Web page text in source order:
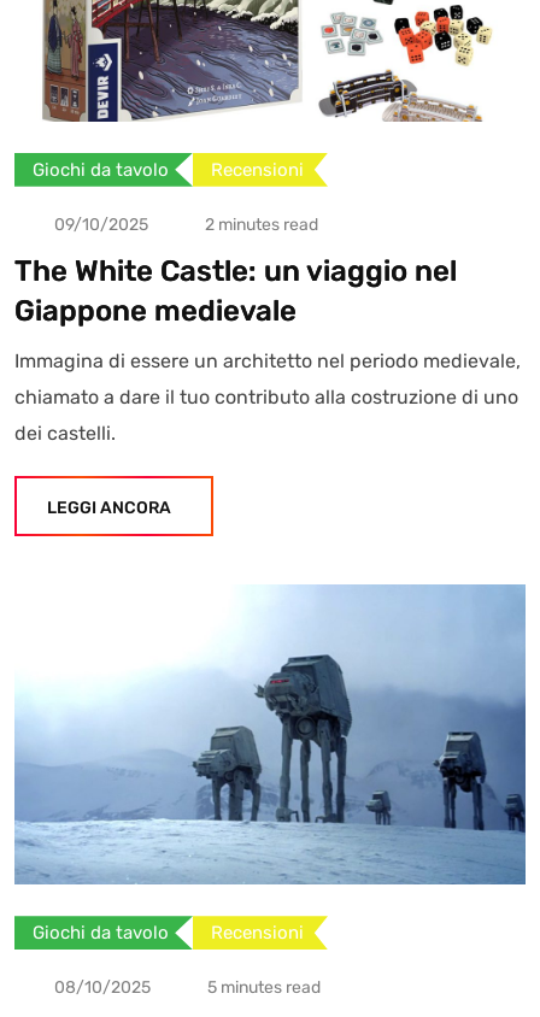
Giochi da tavolo Recensioni
09/10/2025 2 minutes read
The White Castle: un viaggio nel
Giappone medievale
Immagina di essere un architetto nel periodo medievale,
chiamato a dare il tuo contributo alla costruzione di uno
dei castelli.
LEGGI ANCORA
Giochi da tavolo Recensioni
08/10/2025 5 minutes read